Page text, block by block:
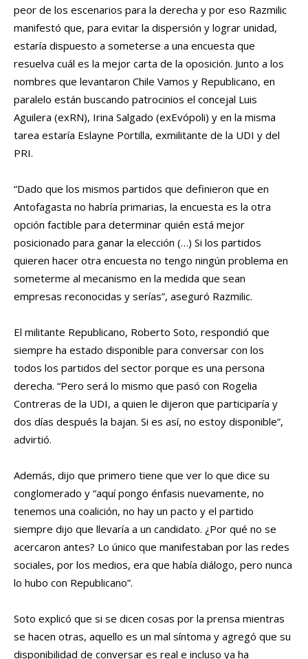
peor de los escenarios para la derecha y por eso Razmilic
manifestó que, para evitar la dispersión y lograr unidad,
estaría dispuesto a someterse a una encuesta que
resuelva cuál es la mejor carta de la oposición. Junto a los
nombres que levantaron Chile Vamos y Republicano, en
paralelo están buscando patrocinios el concejal Luis
Aguilera (exRN), Irina Salgado (exEvópoli) y en la misma
tarea estaría Eslayne Portilla, exmilitante de la UDI y del
PRI.
“Dado que los mismos partidos que definieron que en
Antofagasta no habría primarias, la encuesta es la otra
opción factible para determinar quién está mejor
posicionado para ganar la elección (…) Si los partidos
quieren hacer otra encuesta no tengo ningún problema en
someterme al mecanismo en la medida que sean
empresas reconocidas y serías”, aseguró Razmilic.
El militante Republicano, Roberto Soto, respondió que
siempre ha estado disponible para conversar con los
todos los partidos del sector porque es una persona
derecha. “Pero será lo mismo que pasó con Rogelia
Contreras de la UDI, a quien le dijeron que participaría y
dos días después la bajan. Si es así, no estoy disponible”,
advirtió.
Además, dijo que primero tiene que ver lo que dice su
conglomerado y “aquí pongo énfasis nuevamente, no
tenemos una coalición, no hay un pacto y el partido
siempre dijo que llevaría a un candidato. ¿Por qué no se
acercaron antes? Lo único que manifestaban por las redes
sociales, por los medios, era que había diálogo, pero nunca
lo hubo con Republicano”.
Soto explicó que si se dicen cosas por la prensa mientras
se hacen otras, aquello es un mal síntoma y agregó que su
disponibilidad de conversar es real e incluso ya ha